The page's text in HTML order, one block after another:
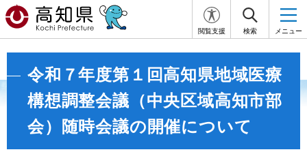
閲覧支援 検索 メニュー
令和７年度第１回高知県地域医療
構想調整会議（中央区域高知市部
会）随時会議の開催について